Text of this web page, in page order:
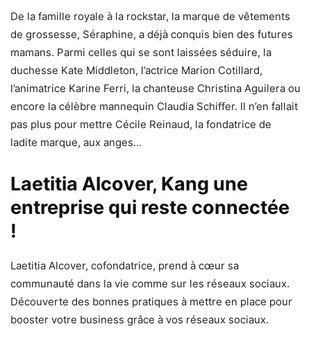
De la famille royale à la rockstar, la marque de vêtements
de grossesse, Séraphine, a déjà conquis bien des futures
mamans. Parmi celles qui se sont laissées séduire, la
duchesse Kate Middleton, l’actrice Marion Cotillard,
l’animatrice Karine Ferri, la chanteuse Christina Aguilera ou
encore la célèbre mannequin Claudia Schiffer. Il n’en fallait
pas plus pour mettre Cécile Reinaud, la fondatrice de
ladite marque, aux anges…
Laetitia Alcover, Kang une
entreprise qui reste connectée
!
Laetitia Alcover, cofondatrice, prend à cœur sa
communauté dans la vie comme sur les réseaux sociaux.
Découverte des bonnes pratiques à mettre en place pour
booster votre business grâce à vos réseaux sociaux.